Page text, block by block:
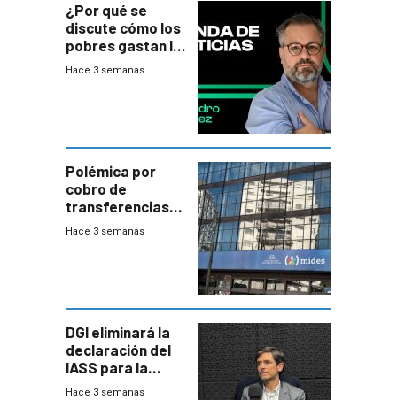
¿Por qué se
discute cómo los
pobres gastan la
plata?
Hace 3 semanas
Polémica por
cobro de
transferencias
del Mides en
Hace 3 semanas
DGI eliminará la
declaración del
IASS para la
mayoría de los
Hace 3 semanas